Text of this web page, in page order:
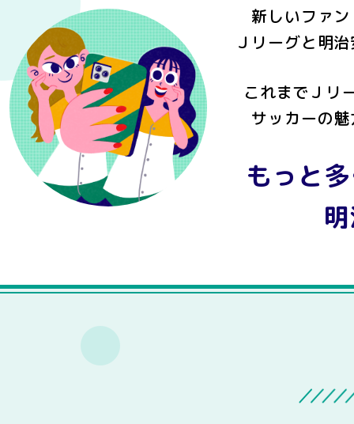
新しいファ
Ｊリーグと明
これまでＪリ
サッカーの
もっと